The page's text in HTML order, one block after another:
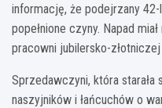
informację, że podejrzany
popełnione czyny. Napad
pracowni jubilersko-
Sprzedawczyni, która
naszyjników i łańcuchów o